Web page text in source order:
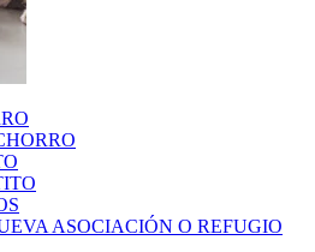
ASOCIACIÓN O REFUGIO